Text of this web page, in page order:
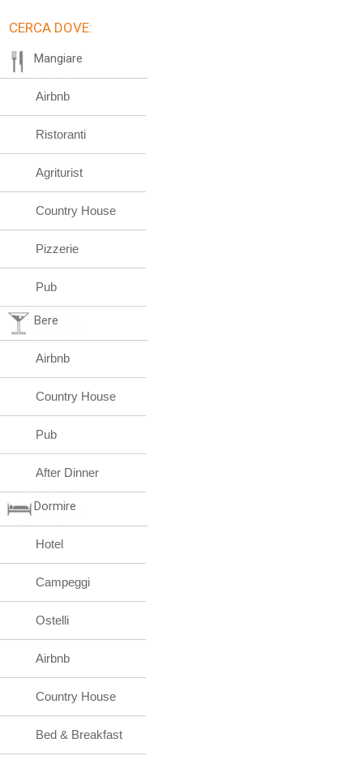
CERCA DOVE:
Mangiare
Airbnb
Ristoranti
Agriturist
Country House
Pizzerie
Pub
Bere
Airbnb
Country House
Pub
After Dinner
Dormire
Hotel
Campeggi
Ostelli
Airbnb
Country House
Bed & Breakfast